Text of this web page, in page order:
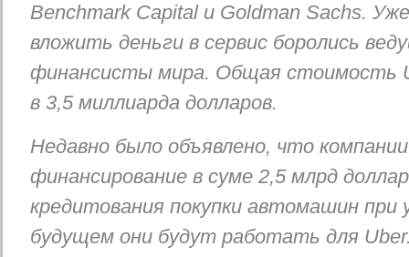
Benchmark Capital и Goldman Sachs.
вложить деньги в сервис боролись
финансисты мира. Общая стоимость
в 3,5 миллиарда долларов.
Недавно было объявлено, что компании
финансирование в суме 2,5 млрд
кредитования покупки автомашин при
будущем они будут работать для